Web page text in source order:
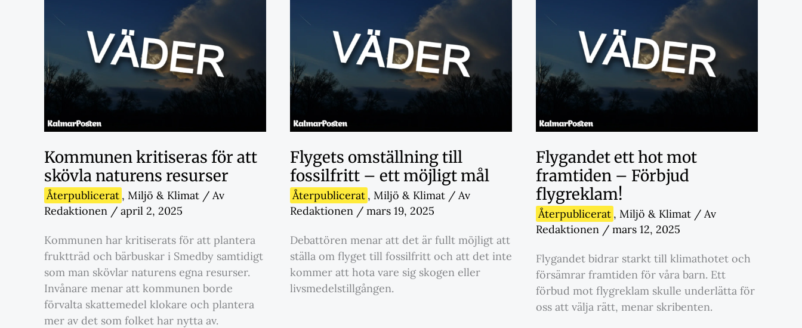
Kommunen kritiseras för att
skövla naturens resurser
Återpublicerat , Miljö & Klimat / Av
Redaktionen / april 2, 2025
Kommunen har kritiserats för att plantera
fruktträd och bärbuskar i Smedby samtidigt
som man skövlar naturens egna resurser.
Invånare menar att kommunen borde
förvalta skattemedel klokare och plantera
mer av det som folket har nytta av.
Flygets omställning till
fossilfritt – ett möjligt mål
Återpublicerat , Miljö & Klimat / Av
Redaktionen / mars 19, 2025
Debattören menar att det är fullt möjligt att
ställa om flyget till fossilfritt och att det inte
kommer att hota vare sig skogen eller
livsmedelstillgången.
Flygandet ett hot mot
framtiden – Förbjud
flygreklam!
Återpublicerat , Miljö & Klimat / Av
Redaktionen / mars 12, 2025
Flygandet bidrar starkt till klimathotet och
försämrar framtiden för våra barn. Ett
förbud mot flygreklam skulle underlätta för
oss att välja rätt, menar skribenten.